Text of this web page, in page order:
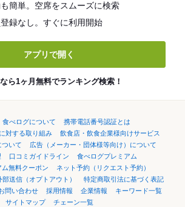
簡単。空席をスムーズに検索
録なし。すぐに利用開始
アプリで開く
ら1ヶ月無料でランキング検索！
食べログについて
携帯電話番号認証とは
対する取り組み
飲食店・飲食企業様向けサービス
ついて
広告（メーカー・団体様等向け）について
口コミガイドライン
食べログプレミアム
無料クーポン
ネット予約（リクエスト予約）
部送信（オプトアウト）
特定商取引法に基づく表記
問い合わせ 採用情報 企業情報
キーワード一覧
サイトマップ
チェーン一覧